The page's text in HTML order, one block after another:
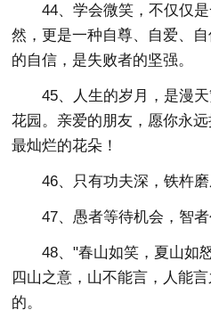
44、学会微笑，不仅仅
然，更是一种自尊、自爱、
的自信，是失败者的坚强。
45、人生的岁月，是漫
花园。亲爱的朋友，愿你永
最灿烂的花朵！
46、只有功夫深，铁杵磨
47、愚者等待机会，智者
48、"春山如笑，夏山如
四山之意，山不能言，人能
的。